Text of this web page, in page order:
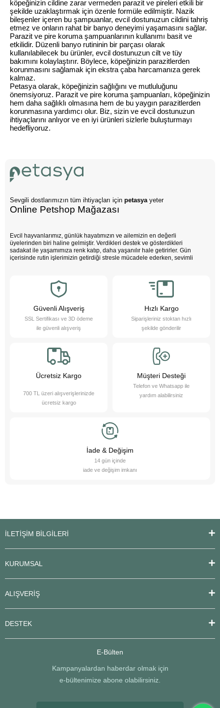
köpeğinizin cildine zarar vermeden parazit ve pireleri etkili bir
şekilde uzaklaştırmak için özenle formüle edilmiştir. Nazik
bileşenler içeren bu şampuanlar, evcil dostunuzun cildini tahriş
etmez ve onların rahat bir banyo deneyimi yaşamasını sağlar.
Parazit ve pire koruma şampuanlarının kullanımı basit ve
etkilidir. Düzenli banyo rutininin bir parçası olarak
kullanılabilecek bu ürünler, evcil dostunuzun cilt ve tüy
bakımını kolaylaştırır. Böylece, köpeğinizin parazitlerden
korunmasını sağlamak için ekstra çaba harcamanıza gerek
kalmaz.
Petasya olarak, köpeğinizin sağlığını ve mutluluğunu
önemsiyoruz. Parazit ve pire koruma şampuanları, köpeğinizin
hem daha sağlıklı olmasına hem de bu yaygın parazitlerden
korunmasına yardımcı olur. Biz, sizin ve evcil dostunuzun
ihtiyaçlarını anlıyor ve en iyi ürünleri sizlerle buluşturmayı
hedefliyoruz.
Sevgili dostlarımızın tüm ihtiyaçları için petasya yeter
Online Petshop Mağazası
Evcil hayvanlarımız, günlük hayatımızın ve ailemizin en değerli
üyelerinden biri haline gelmiştir. Verdikleri destek ve gösterdikleri
sadakat ile yaşamımıza renk katıp, daha yaşanılır hale getirirler. Gün
içerisinde rutin işlerimizin getirdiği stresle mücadele ederken, sevimli
ve duygusal açıdan güçlü bireyler olurlar.
Evcil hayvanlarımız sayesinde daha sağlıklı bir yaşam süreriz; düzenli
egzersiz yapmamızı teşvik eder ve hayatımızı daha düzenli hale
getirmemize yardımcı olurlar. Bu sevimli dostlarımızı yakından tanımak
Pet Asya Online Petshop olarak, evcil hayvanlarımızın bize sağladığı bu
değerli katkıların farkındayız ve onlara en iyi şekilde hizmet etmek için
bakım ürünleri sunarak destek oluyoruz. Online petshop olarak, evcil
hayvanlarınıza gerekli olan her türlü ürün ve hizmeti hassasiyetle
sağlamaktan gurur duyuyoruz. Bizimle, sevimli dostlarınızın ihtiyaçlarını
karşılayabilir ve onların yaşam kalitesini artırabilirsiniz.
Güvenli Alışveriş
SSL Sertifikası ve 3D ödeme
ile güvenli alışveriş
Hızlı Kargo
Siparişleriniz stoktan hızlı
şekilde gönderilir
Ücretsiz Kargo
700 TL üzeri alışverişlerinizde
ücretsiz kargo
Müşteri Desteği
Telefon ve Whatsapp ile
yardım alabilirsiniz
İade & Değişim
14 gün içinde
iade ve değişim imkanı
İLETİŞİM BİLGİLERİ
KURUMSAL
ALIŞVERİŞ
DESTEK
E-Bülten
Kampanyalardan haberdar olmak için
e-bültenimize abone olabilirsiniz.